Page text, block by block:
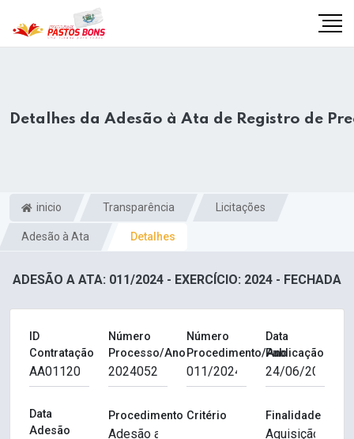
Detalhes da Adesão à Ata de Registro de
inicio Transparência Licitações
Adesão à Ata Detalhes
ADESÃO A ATA: 011/2024 - EXERCÍCIO: 2024 - FECHADA
ID
Contratação
Número
Processo/Ano
Número
Procedimento/Ano
Data
Publicação
Data
Adesão
Procedimento Critério Finalidade